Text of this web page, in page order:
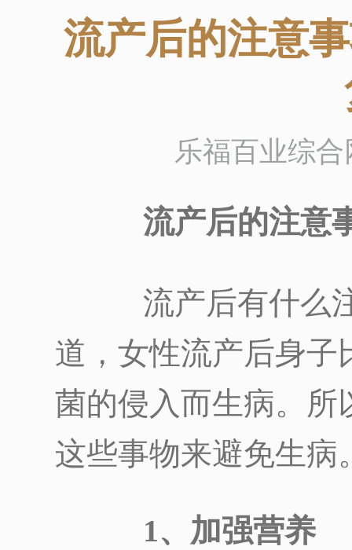
流产后的注意
乐福百业综合
流产后的注意
流产后有什么注
道，女性流产后身子
菌的侵入而生病。所
这些事物来避免生病
1、加强营养